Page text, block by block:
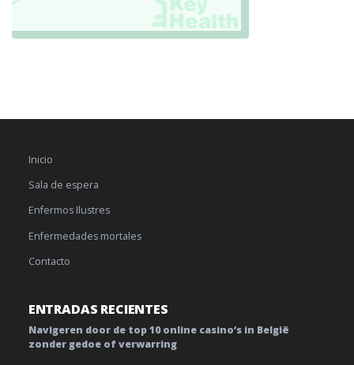
Inicio
Sala de espera
Enfermos Ilustres
Enfermedades mortales
Contacto
ENTRADAS RECIENTES
Navigeren door de top 10 online casino’s in België
zonder gedoe of verwarring